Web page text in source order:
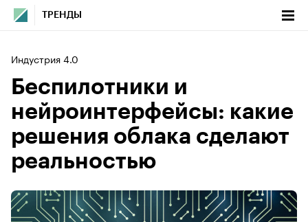
ТРЕНДЫ
Индустрия 4.0
Беспилотники и
нейроинтерфейсы: какие
решения облака сделают
реальностью